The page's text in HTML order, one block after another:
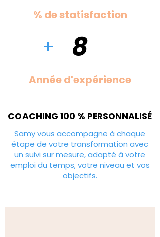
% de statisfaction
+ 8
Année d'expérience
COACHING 100 % PERSONNALISÉ
COACHING 100 % PERSONNALISÉ
Samy vous accompagne à chaque
étape de votre transformation avec
un suivi sur mesure, adapté à votre
emploi du temps, votre niveau et vos
objectifs.